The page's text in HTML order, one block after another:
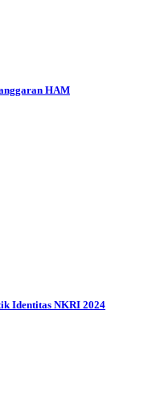
HAM
Identitas NKRI 2024